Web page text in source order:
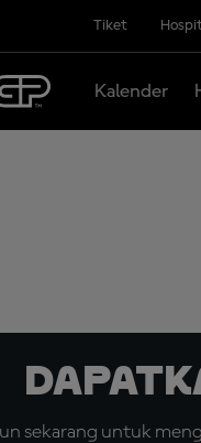
Tiket
Kalender
sekarang untuk